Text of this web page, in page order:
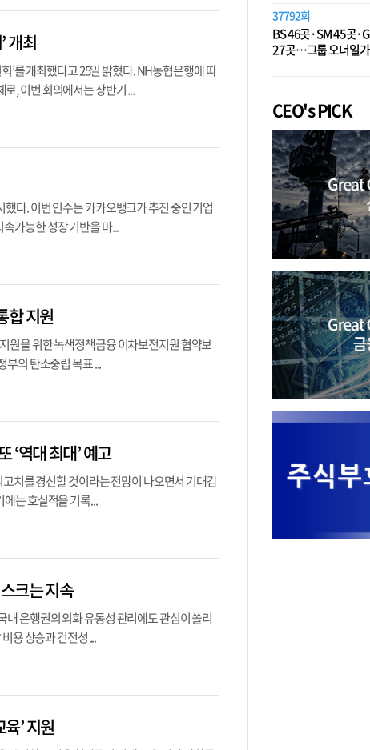
개최
’를 개최했다고 25일 밝혔다. NH농협은행에 따
, 이번 회의에서는 상반기 ...
다. 이번 인수는 카카오뱅크가 추진 중인 기업
가능한 성장 기반을 마...
합 지원
원을 위한 녹색정책금융 이차보전지원 협약보
부의 탄소중립 목표 ...
역대 최대’ 예고
치를 경신할 것이라는 전망이 나오면서 기대감
는 호실적을 기록...
크는 지속
은행권의 외화 유동성 관리에도 관심이 쏠리
용 상승과 건전성 ...
’ 지원
37792회
BS 46곳·SM 45곳
27곳…그룹 오너일
CEO's PICK